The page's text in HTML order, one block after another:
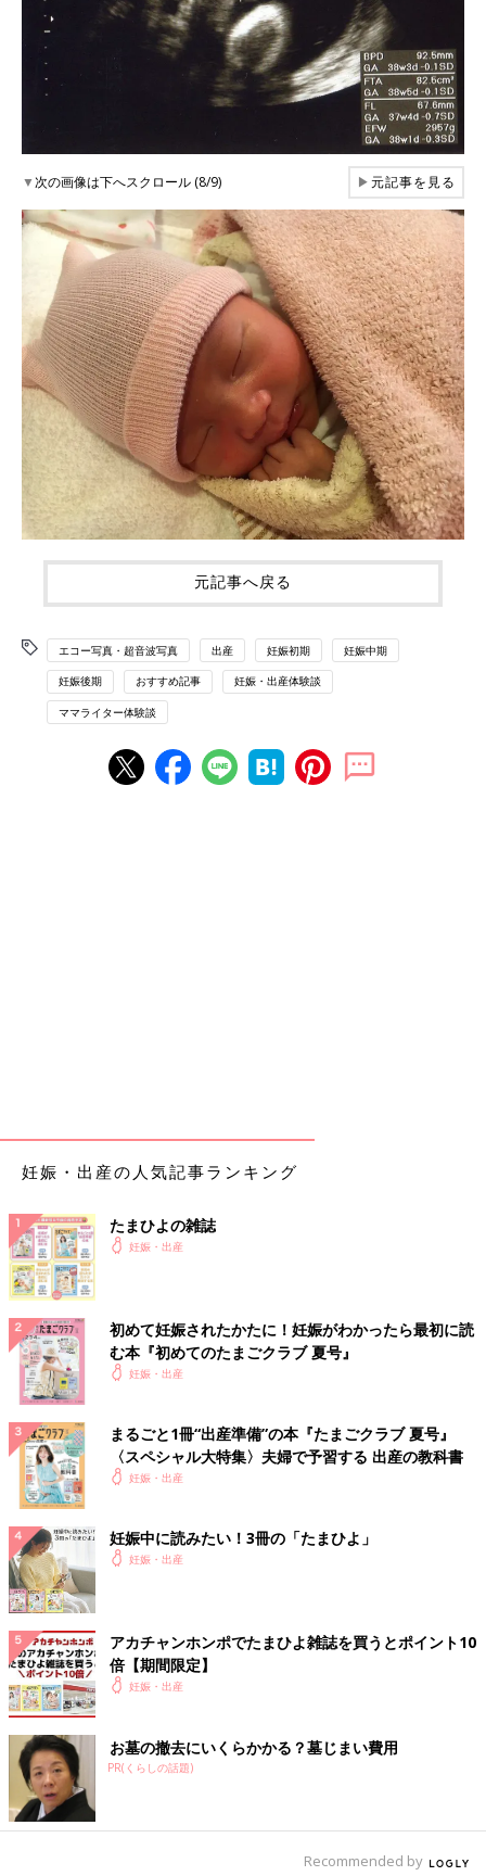
▼次の画像は下へスクロール (8/9) ▶元記事を見る
元記事へ戻る
エコー写真・超音波写真 出産 妊娠初期 妊娠中期
妊娠後期 おすすめ記事 妊娠・出産体験談
ママライター体験談
妊娠・出産の人気記事ランキング
たまひよの雑誌
妊娠・出産
初めて妊娠されたかたに！妊娠がわかったら最初に読
む本『初めてのたまごクラブ 夏号』
妊娠・出産
まるごと1冊“出産準備”の本『たまごクラブ 夏号』
〈スペシャル大特集〉夫婦で予習する 出産の教科書
妊娠・出産
妊娠中に読みたい！3冊の「たまひよ」
妊娠・出産
アカチャンホンポでたまひよ雑誌を買うとポイント10
倍【期間限定】
妊娠・出産
お墓の撤去にいくらかかる？墓じまい費用
PR(くらしの話題)
Recommended by